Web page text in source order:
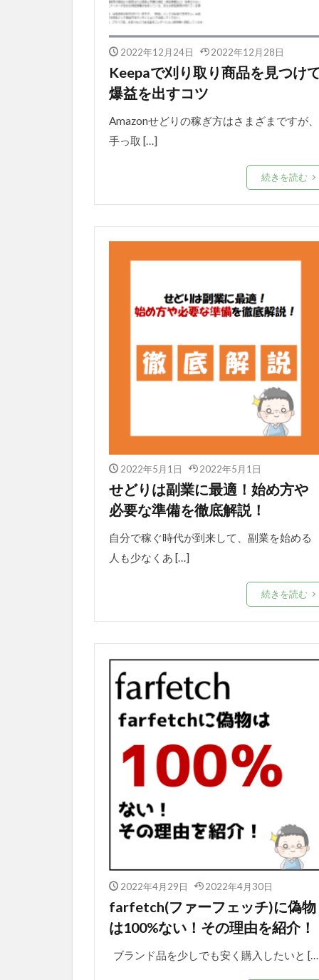
2022年12月24日 2022年12月28日
Keepaで刈り取り商品を見つけ
爆益を出すコツ
Amazonせどりの稼ぎ方はさまざまですが、
手っ取 […]
続きを読む
2022年5月1日 2022年5月1日
せどりは副業に最適！始め方や
必要な準備を徹底解説！
自分で稼ぐ時代が到来して、副業を始める
人も少なくあ […]
続きを読む
2022年4月29日 2022年4月30日
farfetch(ファーフェッチ)に偽物
は100%ない！その理由を紹介！
ブランド品を少しでも安く購入したいと